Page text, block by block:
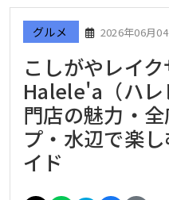
グルメ 2026年06月
こしがやレイ
Halele'a（ハレ
門店の魅力・
プ・水辺で楽
イド